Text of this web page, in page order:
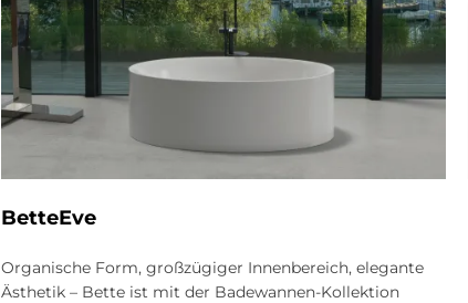
BetteEve
Organische Form, großzügiger Innenbereich, elegante
Ästhetik – Bette ist mit der Badewannen-Kollektion